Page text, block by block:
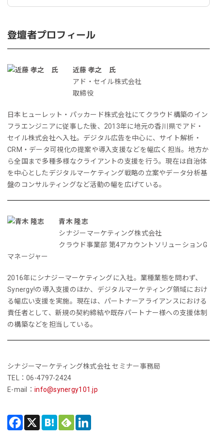
登壇者プロフィール
近藤 孝之 氏
アド・セイル株式会社
取締役
日本ヒューレット・パッカード株式会社にてクラウド構築のイン
フラエンジニアに従事した後、2013年に地元の香川県でアド・
セイル株式会社へ入社。デジタル広告を中心に、サイト解析・
CRM・データ可視化の提案や導入支援などを幅広く担当。地方か
ら全国まで多種多様なクライアントの支援を行う。現在は自治体
を中心としたデジタルマーケティング戦略の立案やデータ分析基
盤のコンサルティングなど活動の幅を広げている。
青木 隆志
シナジーマーケティング株式会社
クラウド事業部 第4アカウントソリューションG
マネージャー
2016年にシナジーマーケティングに入社。業種業態を問わず、
Synergy!の導入支援のほか、デジタルマーケティング領域におけ
る幅広い支援を実施。現在は、パートナーアライアンスにおける
責任者として、新規の契約締結や既存パートナー様への支援体制
の構築などを担当している。
シナジーマーケティング株式会社 セミナー事務局
TEL：06-4797-2424
E-mail： info@synergy101.jp